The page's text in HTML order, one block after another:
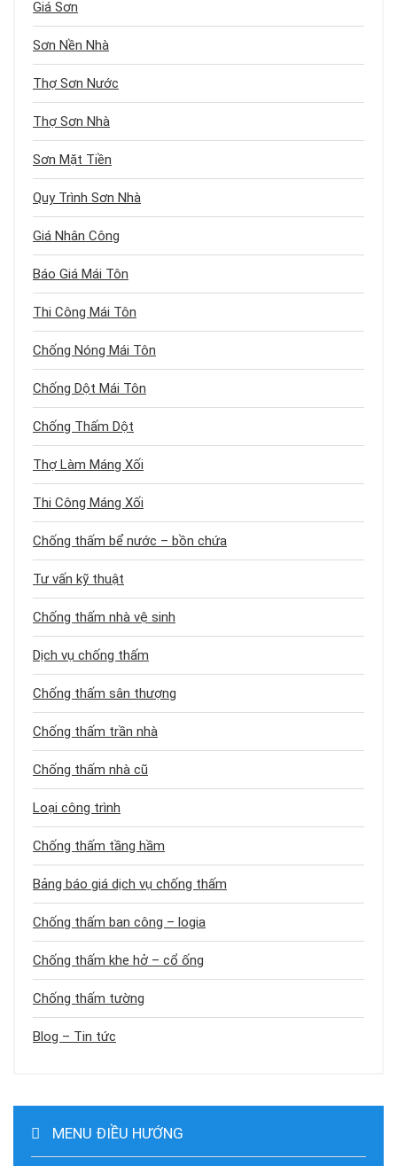
Giá Sơn
Sơn Nền Nhà
Thợ Sơn Nước
Thợ Sơn Nhà
Sơn Mặt Tiền
Quy Trình Sơn Nhà
Giá Nhân Công
Báo Giá Mái Tôn
Thi Công Mái Tôn
Chống Nóng Mái Tôn
Chống Dột Mái Tôn
Chống Thấm Dột
Thợ Làm Máng Xối
Thi Công Máng Xối
Chống thấm bể nước – bồn chứa
Tư vấn kỹ thuật
Chống thấm nhà vệ sinh
Dịch vụ chống thấm
Chống thấm sân thượng
Chống thấm trần nhà
Chống thấm nhà cũ
Loại công trình
Chống thấm tầng hầm
Bảng báo giá dịch vụ chống thấm
Chống thấm ban công – logia
Chống thấm khe hở – cổ ống
Chống thấm tường
Blog – Tin tức
MENU ĐIỀU HƯỚNG